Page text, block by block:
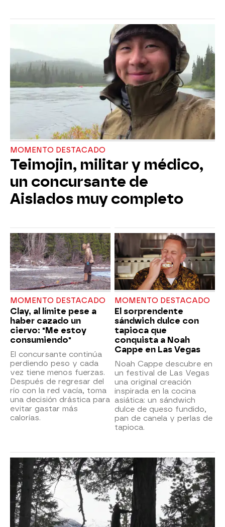
MOMENTO DESTACADO
Teimojin, militar y médico,
un concursante de
Aislados muy completo
MOMENTO DESTACADO
Clay, al límite pese a
haber cazado un
ciervo: "Me estoy
consumiendo"
El concursante continúa
perdiendo peso y cada
vez tiene menos fuerzas.
Después de regresar del
río con la red vacía, toma
una decisión drástica para
evitar gastar más
calorías.
MOMENTO DESTACADO
El sorprendente
sándwich dulce con
tapioca que
conquista a Noah
Cappe en Las Vegas
Noah Cappe descubre en
un festival de Las Vegas
una original creación
inspirada en la cocina
asiática: un sándwich
dulce de queso fundido,
pan de canela y perlas de
tapioca.